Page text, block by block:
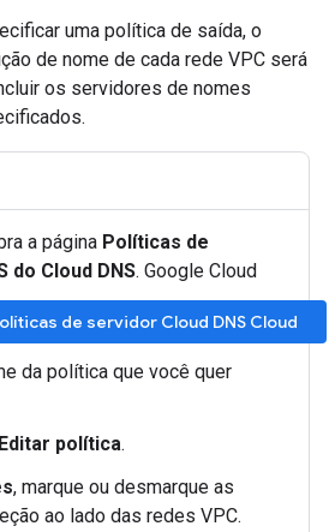
uma política de saída, o
de nome de cada rede VPC será
os servidores de nomes
a página Políticas de
do Cloud DNS. Google Cloud
de servidor Cloud DNS Cloud
da política que você quer
Editar política.
, marque ou desmarque as
ao lado das redes VPC.